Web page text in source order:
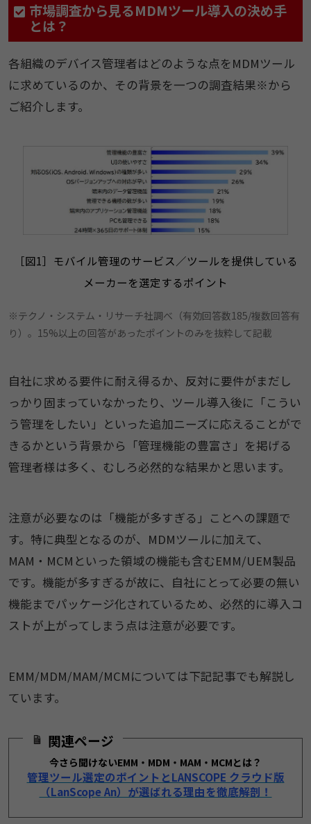
市場調査から見るMDMツール導入の決め手
とは？
各組織のデバイス管理者はどのような点をMDMツール
に求めているのか、その背景を一つの調査結果※から
ご紹介します。
［図1］モバイル管理のサービス／ツールを提供している
メーカーを選定するポイント
※テクノ・システム・リサーチ社調べ（有効回答数185/複数回答有
り）。15%以上の回答があったポイントのみを抜粋して記載
自社に求める要件に耐え得るか、反対に要件がまだし
っかり固まっていなかったり、ツール導入後に「こうい
う管理をしたい」といった追加ニーズに応えることがで
きるかという背景から「管理機能の豊富さ」を掲げる
管理者様は多く、むしろ必然的な結果かと思います。
注意が必要なのは「機能が多すぎる」ことへの課題で
す。特に典型となるのが、MDMツールに加えて、
MAM・MCMといった領域の機能も含むEMM/UEM製品
です。機能が多すぎるが故に、自社にとって必要の無い
機能までパッケージ化されているため、必然的に導入コ
ストが上がってしまう点は注意が必要です。
EMM/MDM/MAM/MCMについては下記記事でも解説し
ています。
関連ページ
今さら聞けないEMM・MDM・MAM・MCMとは？
管理ツール選定のポイントとLANSCOPE クラウド版
（LanScope An）が選ばれる理由を徹底解剖！